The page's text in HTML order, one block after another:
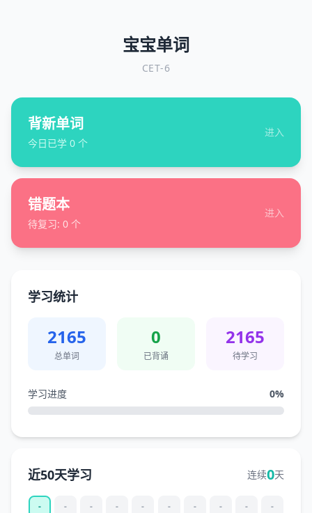
宝宝单词
CET-6
背新单词
今日已学 0 个
进入
错题本
待复习: 0 个
进入
学习统计
2165
总单词
0
已背诵
2165
待学习
学习进度 0%
近50天学习 连续0天
- - - - - - - - - -